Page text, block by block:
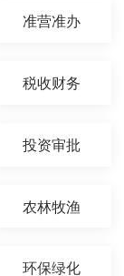
准营准办
税收财务
投资审批
农林牧渔
环保绿化